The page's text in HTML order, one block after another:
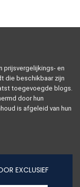
prijsvergelijkings- en
die beschikbaar zijn
toegevoegde blogs.
door hun
is afgeleid van hun
EXCLUSIEF